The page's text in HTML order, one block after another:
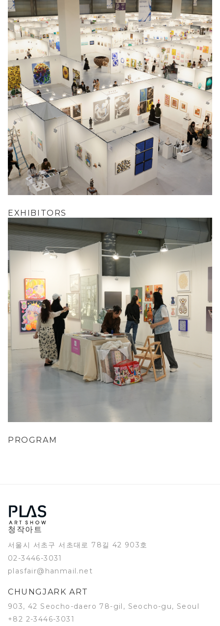
EXHIBITORS
PROGRAM
청작아트
서울시 서초구 서초대로 78길 42 903호
02-3446-3031
plasfair@hanmail.net
CHUNGJARK ART
903, 42 Seocho-daero 78-gil, Seocho-gu, Seoul
+82 2-3446-3031